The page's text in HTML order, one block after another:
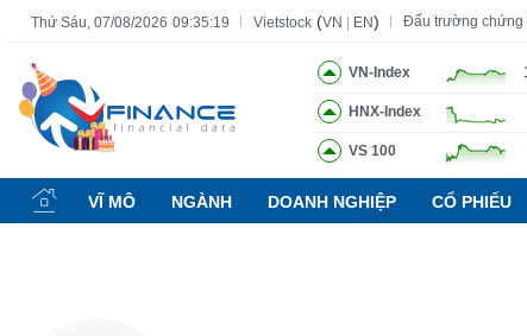
Thứ Sáu, 07/08/2026 09:35:20 Vietstock (VN EN) Đấu trường chứng
VN-Index
HNX-Index
VS 100
VĨ MÔ NGÀNH DOANH NGHIỆP CỔ PHIẾU
Tất cả Tính năng Ngành Mã chứng khoán Lãnh
Tính
năng
(-)